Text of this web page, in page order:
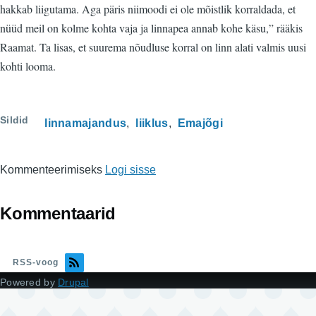
hakkab liigutama. Aga päris niimoodi ei ole mõistlik korraldada, et
nüüd meil on kolme kohta vaja ja linnapea annab kohe käsu,” rääkis
Raamat. Ta lisas, et suurema nõudluse korral on linn alati valmis uusi
kohti looma.
Sildid linnamajandus liiklus Emajõgi
Kommenteerimiseks Logi sisse
Kommentaarid
RSS-voog
Powered by Drupal